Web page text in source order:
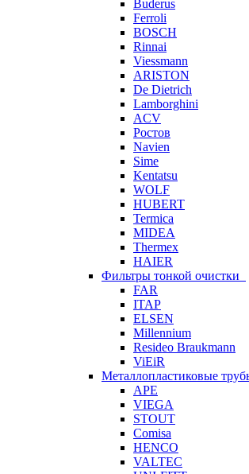
Buderus
Ferroli
BOSCH
Rinnai
Viessmann
ARISTON
De Dietrich
Lamborghini
ACV
Ростов
Navien
Sime
Kentatsu
WOLF
HUBERT
Termica
MIDEA
Thermex
HAIER
Фильтры тонкой очистки
FAR
ITAP
ELSEN
Millennium
Resideo Braukmann
ViEiR
Металлопластиковые
APE
VIEGA
STOUT
Comisa
HENCO
VALTEC